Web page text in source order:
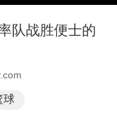
队战胜便士的
球